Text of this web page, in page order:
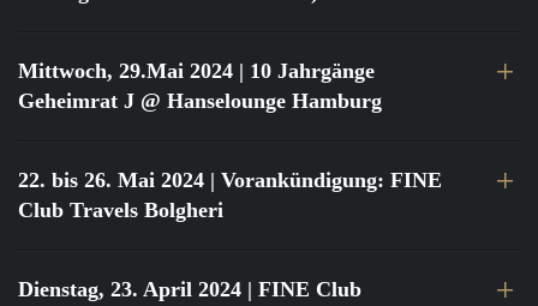
Mittwoch, 29.Mai 2024 | 10 Jahrgänge
Geheimrat J @ Hanselounge Hamburg
22. bis 26. Mai 2024 | Vorankündigung: FINE
Club Travels Bolgheri
Dienstag, 23. April 2024 | FINE Club